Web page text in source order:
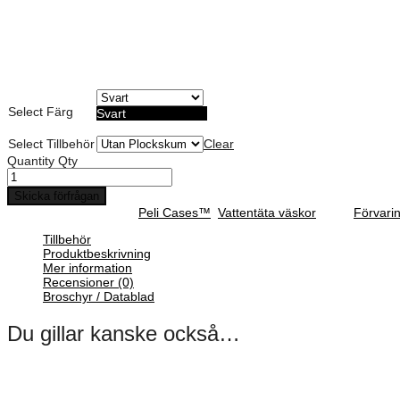
Select Färg Svart
Select Tillbehör
Clear
Quantity Qty
Skicka förfrågan
Peli Cases™ Vattentäta väskor
Tillbehör
Produktbeskrivning
Mer information
Recensioner (0)
Broschyr / Datablad
Du gillar kanske också…